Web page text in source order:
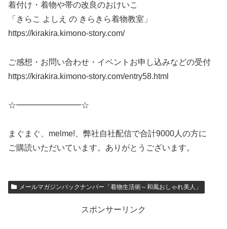
着付け・着物や帯の改良のおけいこ
「きらこ よしえ の きらきら着物教室」
https://kirakira.kimono-story.com/
ご感想・お問い合わせ・イベントお申し込みなどの受付
https://kirakira.kimono-story.com/entry58.html
☆━━━━━━━━☆
まぐまぐ、melme!、弊社自社配信で合計9000人の方に
ご購読いただいています。ありがとうございます。
メールマガジンバックナンバー「着物生活術～和風おしゃれ美人」
スポンサーリンク